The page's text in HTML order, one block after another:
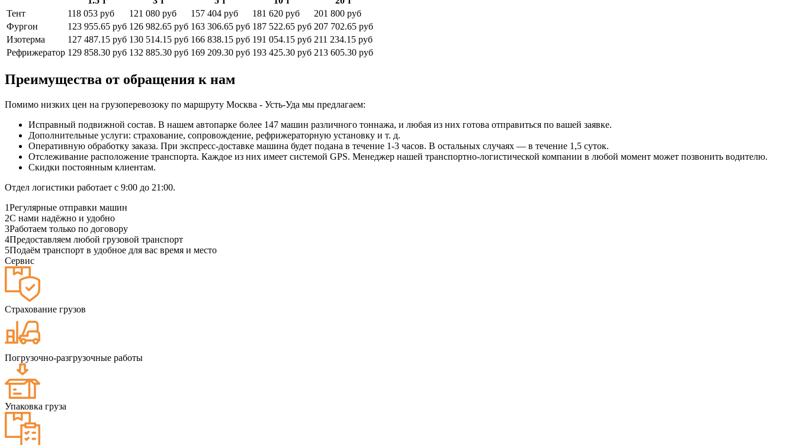
Тент
118 053 руб 121 080 руб 157 404 руб 181 620 руб
201 800 руб
Фургон
123 955.65 руб 126 982.65 руб 163 306.65 руб 187 522.65 руб 207 702.65 руб
Изотерма
127 487.15 руб 130 514.15 руб 166 838.15 руб 191 054.15 руб 211 234.15 руб
Рефрижератор 129 858.30 руб 132 885.30 руб 169 209.30 руб 193 425.30 руб 213 605.30 руб
Преимущества от обращения к нам
Помимо низких цен на грузоперевозоку по маршруту Москва - Усть-Уда мы предлагаем:
Исправный подвижной состав. В нашем автопарке более 147 машин различного тоннажа, и любая из них готова отправиться по вашей заявке.
Дополнительные услуги: страхование, сопровождение, рефрижераторную установку и т. д.
Оперативную обработку заказа. При экспресс-доставке машина будет подана в течение 1-3 часов. В остальных случаях — в течение 1,5 суток.
Отслеживание расположение транспорта. Каждое из них имеет системой GPS. Менеджер нашей транспортно-логистической компании в любой момент может позвонить водителю.
Скидки постоянным клиентам.
Отдел логистики работает с 9:00 до 21:00.
1Регулярные отправки машин
2С нами надёжно и удобно
3Работаем только по договору
4Предоставляем любой грузовой транспорт
5Подаём транспорт в удобное для вас время и место
Сервис
Страхование грузов
Погрузочно-разгрузочные работы
Упаковка груза